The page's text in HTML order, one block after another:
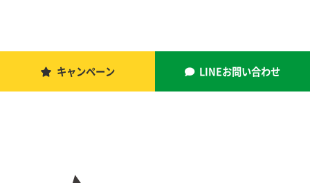
キャンペーン LINEお問い合わせ